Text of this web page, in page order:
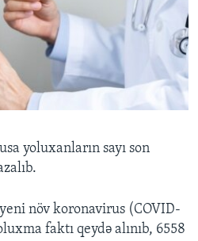
yoluxanların sayı son
növ koronavirus (COVID-
faktı qeydə alınıb, 6558